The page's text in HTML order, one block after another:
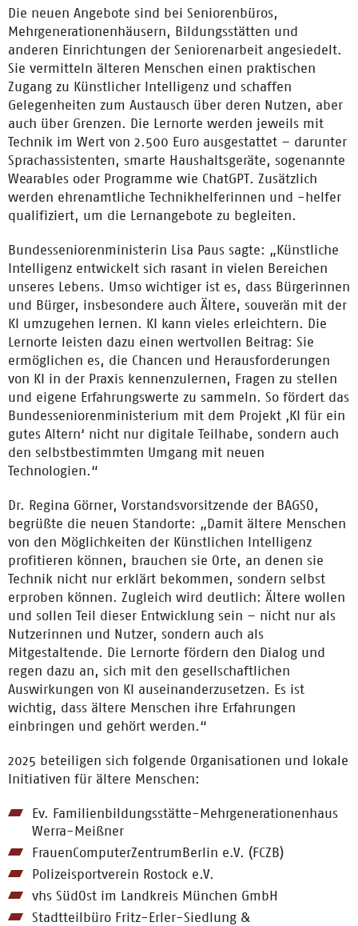
Die neuen Angebote sind bei Seniorenbüros,
Mehrgenerationenhäusern, Bildungsstätten und
anderen Einrichtungen der Seniorenarbeit angesiedelt.
Sie vermitteln älteren Menschen einen praktischen
Zugang zu Künstlicher Intelligenz und schaffen
Gelegenheiten zum Austausch über deren Nutzen, aber
auch über Grenzen. Die Lernorte werden jeweils mit
Technik im Wert von 2.500 Euro ausgestattet – darunter
Sprachassistenten, smarte Haushaltsgeräte, sogenannte
Wearables oder Programme wie ChatGPT. Zusätzlich
werden ehrenamtliche Technikhelferinnen und -helfer
qualifiziert, um die Lernangebote zu begleiten.
Bundesseniorenministerin Lisa Paus sagte: „Künstliche
Intelligenz entwickelt sich rasant in vielen Bereichen
unseres Lebens. Umso wichtiger ist es, dass Bürgerinnen
und Bürger, insbesondere auch Ältere, souverän mit der
KI umzugehen lernen. KI kann vieles erleichtern. Die
Lernorte leisten dazu einen wertvollen Beitrag: Sie
ermöglichen es, die Chancen und Herausforderungen
von KI in der Praxis kennenzulernen, Fragen zu stellen
und eigene Erfahrungswerte zu sammeln. So fördert das
Bundesseniorenministerium mit dem Projekt ‚KI für ein
gutes Altern‘ nicht nur digitale Teilhabe, sondern auch
den selbstbestimmten Umgang mit neuen
Technologien.“
Dr. Regina Görner, Vorstandsvorsitzende der BAGSO,
begrüßte die neuen Standorte: „Damit ältere Menschen
von den Möglichkeiten der Künstlichen Intelligenz
profitieren können, brauchen sie Orte, an denen sie
Technik nicht nur erklärt bekommen, sondern selbst
erproben können. Zugleich wird deutlich: Ältere wollen
und sollen Teil dieser Entwicklung sein – nicht nur als
Nutzerinnen und Nutzer, sondern auch als
Mitgestaltende. Die Lernorte fördern den Dialog und
regen dazu an, sich mit den gesellschaftlichen
Auswirkungen von KI auseinanderzusetzen. Es ist
wichtig, dass ältere Menschen ihre Erfahrungen
einbringen und gehört werden.“
2025 beteiligen sich folgende Organisationen und lokale
Initiativen für ältere Menschen:
Ev. Familienbildungsstätte-Mehrgenerationenhaus
Werra-Meißner
FrauenComputerZentrumBerlin e.V. (FCZB)
Polizeisportverein Rostock e.V.
vhs SüdOst im Landkreis München GmbH
Stadtteilbüro Fritz-Erler-Siedlung &